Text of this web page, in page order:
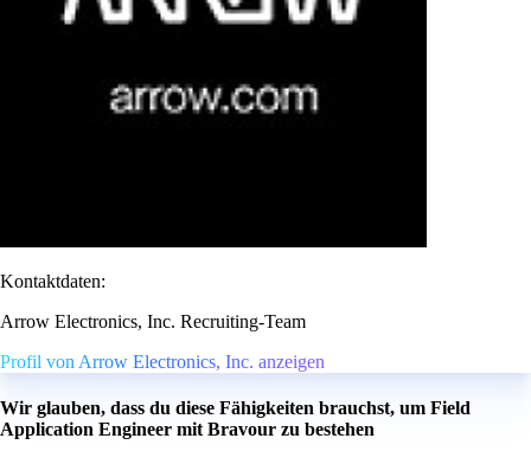
Kontaktdaten:
Arrow Electronics, Inc. Recruiting-Team
Profil von Arrow Electronics, Inc. anzeigen
Wir glauben, dass du diese Fähigkeiten brauchst, um Field
Application Engineer mit Bravour zu bestehen